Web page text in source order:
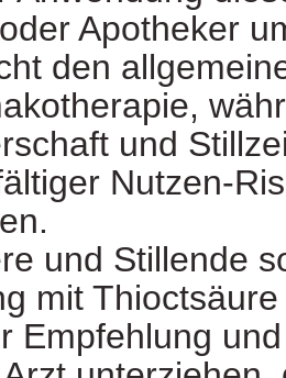
Apotheker
den
und
Nutzen-
und Stillende
mit
Empfehlung